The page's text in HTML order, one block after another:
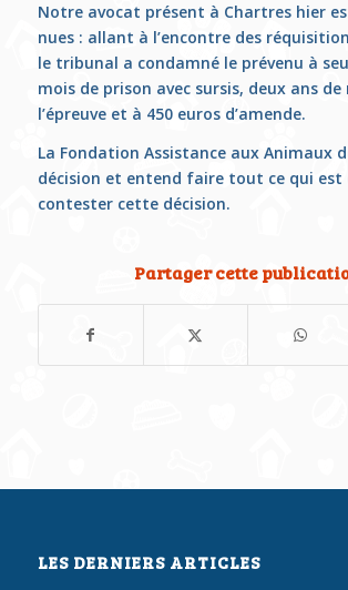
Notre avocat présent à Chartres hier
nues : allant à l’encontre des
le tribunal a condamné le prévenu à
mois de prison avec sursis, deux ans de
l’épreuve et à 450 euros d’amende.
La Fondation Assistance aux Animaux
décision et entend faire tout ce qui est
contester cette décision.
Partager cette
LES DERNIERS ARTICLES